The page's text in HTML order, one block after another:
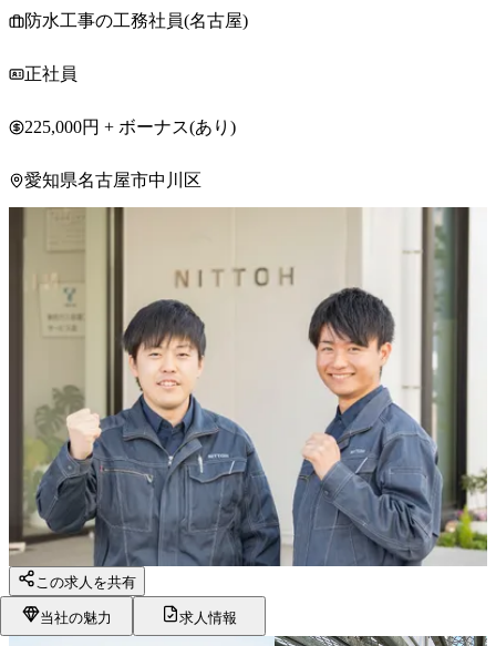
防水工事の工務社員(名古屋)
正社員
225,000円 + ボーナス(あり)
愛知県名古屋市中川区
この求人を共有
当社の魅力 求人情報